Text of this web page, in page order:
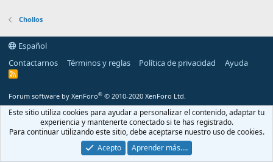
Chollos
Español
Contactarnos
Términos y reglas Política de privacidad Ayuda
R
Forum software by XenForo® © 2010-2020 XenForo Ltd.
Este sitio utiliza cookies para ayudar a personalizar el contenido, adaptar tu
experiencia y mantenerte conectado si te has registrado.
Para continuar utilizando este sitio, debe aceptarse nuestro uso de cookies.
Acepto
Aprender más.…